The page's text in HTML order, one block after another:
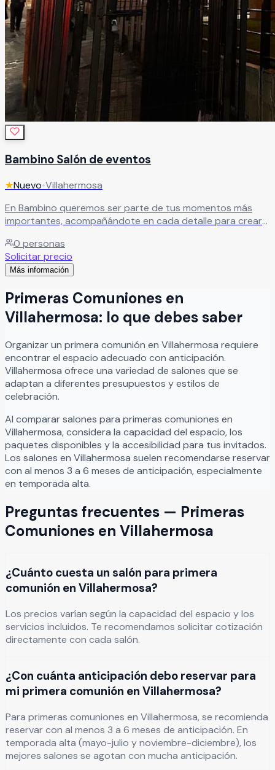
Bambino Salón de eventos
★Nuevo•Villahermosa
En Bambino queremos ser parte de tus momentos más
importantes, acompañándote en cada detalle para crear
evento en una experiencia inolvidable, pensada para que
disfrutes cada instante.
0 personas
Solicitar precio
Más información
Primeras Comuniones en
Villahermosa: lo que debes saber
Organizarun primera comunión en Villahermosa requiere
encontrar el espacio adecuado con anticipación.
Villahermosa ofrece una variedad de salones que se
adaptan a diferentes presupuestos y estilos de
celebración.
Al comparar salones para primeras comuniones en
Villahermosa, considera la capacidad del espacio, los
paquetes disponibles y la accesibilidad para tus invitados.
Los salones en Villahermosa suelen recomendarse reservar
con al menos 3 a 6 meses de anticipación, especialmente
en temporada alta.
Preguntas frecuentes — Primeras
Comuniones en Villahermosa
¿Cuánto cuesta un salón para primera
comunión en Villahermosa?
Los precios varían según la capacidad del espacio y los
servicios incluidos. Te recomendamos solicitar cotización
directamente con cada salón.
¿Con cuánta anticipación debo reservar para
mi primera comunión en Villahermosa?
Para primeras comuniones en Villahermosa, se recomienda
reservar con al menos 3 a 6 meses de anticipación. En
temporada alta (mayo-julio y noviembre-diciembre), los
mejores salones se agotan con mucha anticipación.